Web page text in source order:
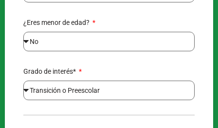
¿Eres menor de edad?
Grado de interés*